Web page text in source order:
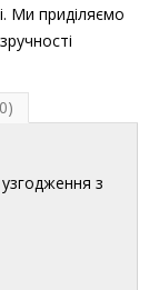
Ми приділяємо
з